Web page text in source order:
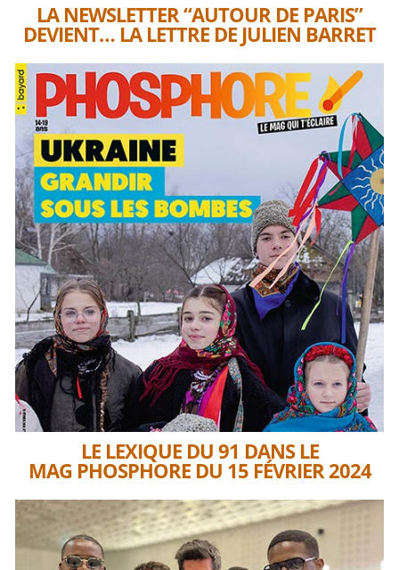
LA NEWSLETTER “AUTOUR DE PARIS”
DEVIENT… LA LETTRE DE JULIEN BARRET
LE LEXIQUE DU 91 DANS LE
MAG PHOSPHORE DU 15 FÉVRIER 2024